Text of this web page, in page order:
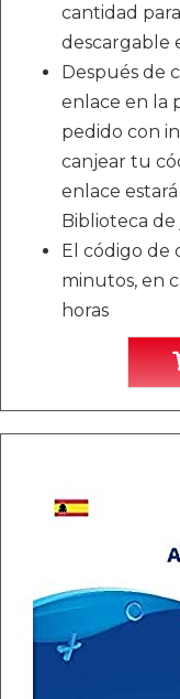
cantidad
descargable
Después de
enlace en la
pedido con
canjear tu
enlace
Biblioteca de
El código de
minutos, en
horas